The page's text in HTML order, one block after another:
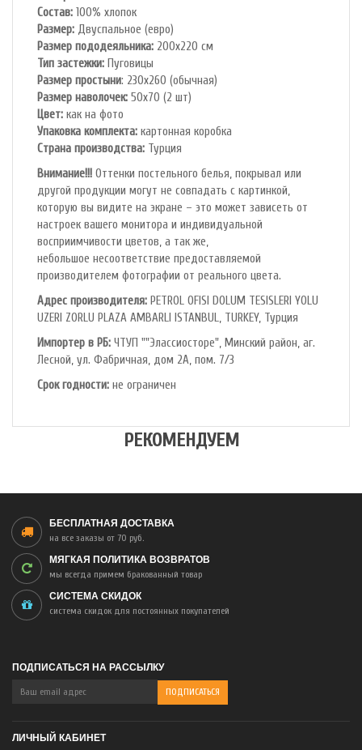
Состав: 100% хлопок
Размер: Двуспальное (евро)
Размер пододеяльника: 200х220 см
Тип застежки: Пуговицы
Размер простыни: 230х260 (обычная)
Размер наволочек: 50х70 (2 шт)
Цвет: как на фото
Упаковка комплекта: картонная коробка
Cтрана производства: Турция
Внимание!!! Оттенки постельного белья, покрывал или
другой продукции могут не совпадать с картинкой,
которую вы видите на экране – это может зависеть от
настроек вашего монитора и индивидуальной
восприимчивости цветов, а так же,
небольшое несоответствие предоставляемой
производителем фотографии от реального цвета.
Адрес производителя: PETROL OFlSl DOLUM TESISLERI YOLU
UZERI ZORLU PLAZA AMBARLI ISTANBUL, TURKEY, Турция
Импортер в РБ: ЧТУП ""Элассиосторе", Минский район, аг.
Лесной, ул. Фабричная, дом 2А, пом. 7/3
Срок годности: не ограничен
РЕКОМЕНДУЕМ
БЕСПЛАТНАЯ ДОСТАВКА
на все заказы от 70 руб.
МЯГКАЯ ПОЛИТИКА ВОЗВРАТОВ
мы всегда примем бракованный товар
СИСТЕМА СКИДОК
система скидок для постоянных покупателей
ПОДПИСАТЬСЯ НА РАССЫЛКУ
ЛИЧНЫЙ КАБИНЕТ